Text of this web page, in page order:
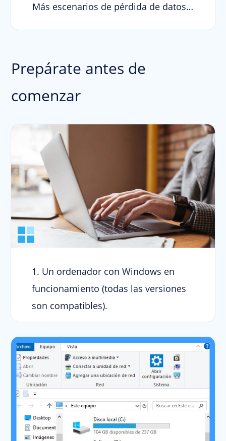
Más escenarios de pérdida de datos…
Prepárate antes de
comenzar
1. Un ordenador con Windows en
funcionamiento (todas las versiones
son compatibles).